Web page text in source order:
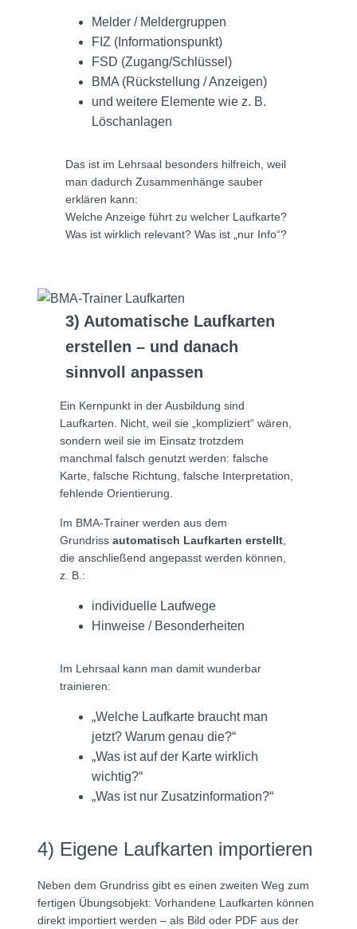
Melder / Meldergruppen
FIZ (Informationspunkt)
FSD (Zugang/Schlüssel)
BMA (Rückstellung / Anzeigen)
und weitere Elemente wie z. B.
Löschanlagen
Das ist im Lehrsaal besonders hilfreich, weil
man dadurch Zusammenhänge sauber
erklären kann:
Welche Anzeige führt zu welcher Laufkarte?
Was ist wirklich relevant? Was ist „nur Info“?
3) Automatische Laufkarten
erstellen – und danach
sinnvoll anpassen
Ein Kernpunkt in der Ausbildung sind
Laufkarten. Nicht, weil sie „kompliziert“ wären,
sondern weil sie im Einsatz trotzdem
manchmal falsch genutzt werden: falsche
Karte, falsche Richtung, falsche Interpretation,
fehlende Orientierung.
Im BMA-Trainer werden aus dem
Grundrissautomatisch Laufkarten erstellt
die anschließend angepasst werden können,
z. B.:
individuelle Laufwege
Hinweise / Besonderheiten
Im Lehrsaal kann man damit wunderbar
trainieren:
„Welche Laufkarte braucht man
jetzt? Warum genau die?“
„Was ist auf der Karte wirklich
wichtig?“
„Was ist nur Zusatzinformation?“
4) Eigene Laufkarten importieren
Neben dem Grundriss gibt es einen zweiten Weg zum
fertigen Übungsobjekt: Vorhandene Laufkarten können
direkt importiert werden – als Bild oder PDF aus der